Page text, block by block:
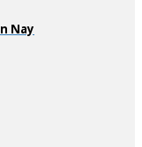
Nay